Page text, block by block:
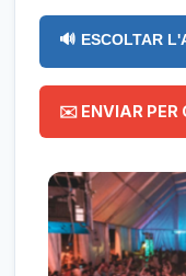
🔊 ESCOLTAR
✉️ ENVIAR PER